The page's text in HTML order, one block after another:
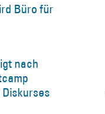
Büro für
nach